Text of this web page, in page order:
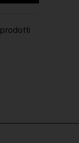
prodotti